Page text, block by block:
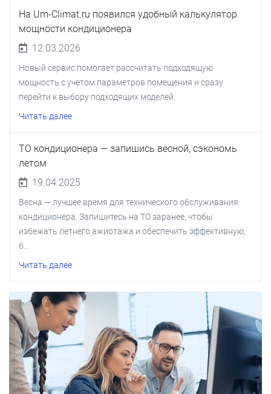
На Um-Climat.ru появился удобный калькулятор
мощности кондиционера
12.03.2026
Новый сервис помогает рассчитать подходящую
мощность с учетом параметров помещения и сразу
перейти к выбору подходящих моделей.
Читать далее
ТО кондиционера — запишись весной, сэкономь
летом
19.04.2025
Весна — лучшее время для технического обслуживания
кондиционера. Запишитесь на ТО заранее, чтобы
избежать летнего ажиотажа и обеспечить эффективную,
б...
Читать далее